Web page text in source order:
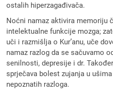
ostalih hiperzagađivača.
Noćni namaz aktivira memoriju
intelektualne funkcije mozga;
uči i razmišlja o Kur’anu, uče
namaz razlog da se sačuvamo
senilnosti, depresije i dr.
sprječava bolest zujanja u
nepoznatih razloga.